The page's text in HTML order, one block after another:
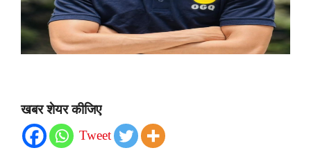
खबर शेयर कीजिए
Tweet